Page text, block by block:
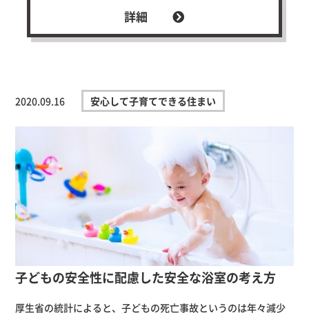
詳細
2020.09.16 安心して子育てできる住まい
子どもの安全性に配慮した安全な浴室の考え方
厚生省の統計によると、子どもの死亡事故というのは年々減少